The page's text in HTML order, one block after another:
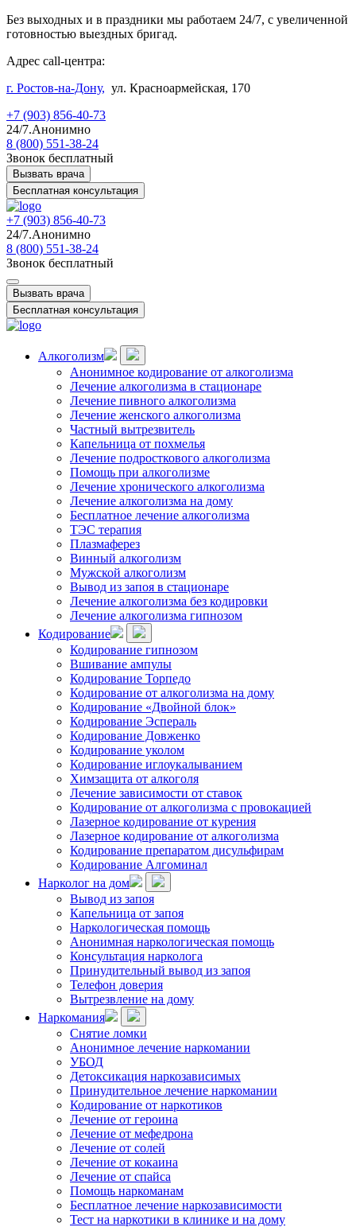
Без выходных и в праздники мы работаем 24/7, с увеличенной
готовностью выездных бригад.
Адрес call-центра:
г. Ростов-на-Дону, ул. Красноармейская, 170
+7 (903) 856-40-73
24/7.Анонимно
8 (800) 551-38-24
Звонок бесплатный
Вызвать врача
Бесплатная консультация
+7 (903) 856-40-73
24/7.Анонимно
8 (800) 551-38-24
Звонок бесплатный
Вызвать врача
Бесплатная консультация
Алкоголизм
Анонимное кодирование от алкоголизма
Лечение алкоголизма в стационаре
Лечение пивного алкоголизма
Лечение женского алкоголизма
Частный вытрезвитель
Капельница от похмелья
Лечение подросткового алкоголизма
Помощь при алкоголизме
Лечение хронического алкоголизма
Лечение алкоголизма на дому
Бесплатное лечение алкоголизма
ТЭС терапия
Плазмаферез
Винный алкоголизм
Мужской алкоголизм
Вывод из запоя в стационаре
Лечение алкоголизма без кодировки
Лечение алкоголизма гипнозом
Кодирование
Кодирование гипнозом
Вшивание ампулы
Кодирование Торпедо
Кодирование от алкоголизма на дому
Кодирование «Двойной блок»
Кодирование Эспераль
Кодирование Довженко
Кодирование уколом
Кодирование иглоукалыванием
Химзащита от алкоголя
Лечение зависимости от ставок
Кодирование от алкоголизма с провокацией
Лазерное кодирование от курения
Лазерное кодирование от алкоголизма
Кодирование препаратом дисульфирам
Кодирование Алгоминал
Нарколог на дом
Вывод из запоя
Капельница от запоя
Наркологическая помощь
Анонимная наркологическая помощь
Консультация нарколога
Принудительный вывод из запоя
Телефон доверия
Вытрезвление на дому
Наркомания
Снятие ломки
Анонимное лечение наркомании
УБОД
Детоксикация наркозависимых
Принудительное лечение наркомании
Кодирование от наркотиков
Лечение от героина
Лечение от мефедрона
Лечение от солей
Лечение от кокаина
Лечение от спайса
Помощь наркоманам
Бесплатное лечение наркозависимости
Тест на наркотики в клинике и на дому